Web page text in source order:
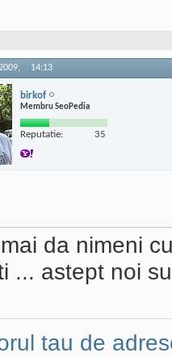
14:13
birkof
Membru SeoPedia
Reputatie: 35
da nimeni
... astept noi
tau de